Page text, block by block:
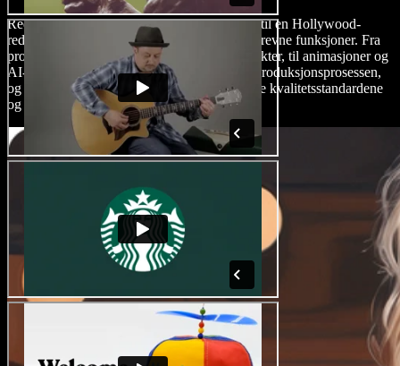
Rediger skrekkfilmene dine med presisjonen til en Hollywood-
redaktør ved hjelp av Speechify Studios AI-drevne funksjoner. Fra
profesjonelle skrifttyper, skremmende lydeffekter, til animasjoner og
AI-effekter, forenkler Speechify Studio etterproduksjonsprosessen,
og sikrer at skrekkverket ditt møter de høyeste kvalitetsstandardene
og skremmer.